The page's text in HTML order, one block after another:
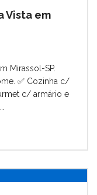
Vista em
Mirassol-SP.
✅ Cozinha c/
c/ armário e